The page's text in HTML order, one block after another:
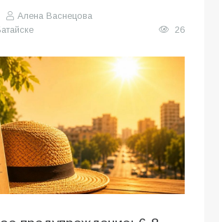
Алена Васнецова
26